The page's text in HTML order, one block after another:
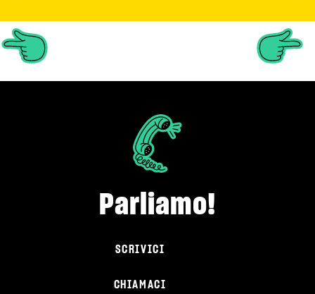
Parliamo!
SCRIVICI
CHIAMACI